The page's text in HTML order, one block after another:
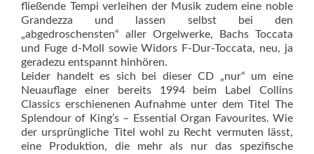
fließende Tempi verleihen der Musik zudem eine noble
Grandezza und lassen selbst bei den
„abgedroschensten“ aller Orgelwerke, Bachs Toccata
und Fuge d-Moll sowie Widors F-Dur-Toccata, neu, ja
geradezu entspannt hinhören.
Leider handelt es sich bei dieser CD „nur“ um eine
Neuauflage einer bereits 1994 beim Label Collins
Classics erschienenen Aufnahme un­ter dem Titel The
Splendour of King’s – Essential Organ Favourites. Wie
der ursprüngliche Titel wohl zu Recht vermuten lässt,
eine Produktion, die mehr als nur das spe­zifische